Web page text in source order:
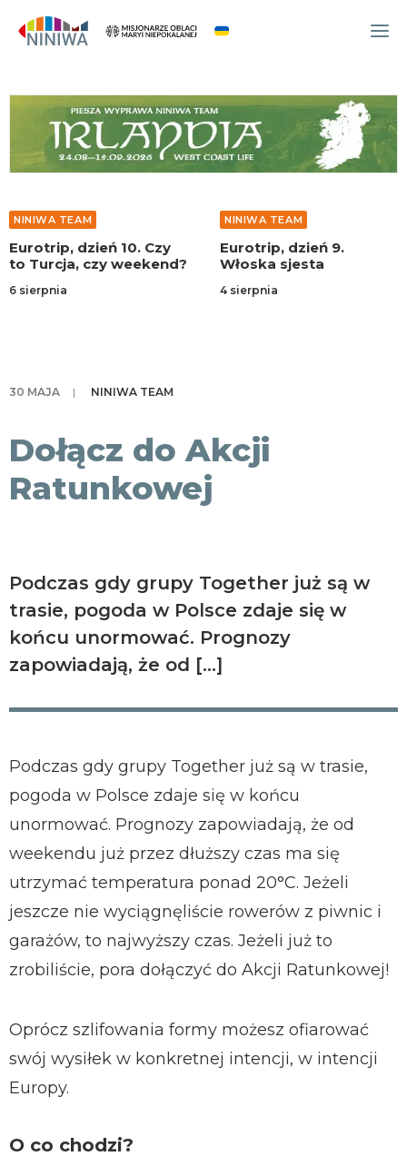
WYDARZENIA
O NAS
WSPÓLNOTA
NINIWA TEAM
FESTIWAL ŻYCIA
TEAM
dzień 10. Czy
Turcja, czy weekend?
sierpnia
NINIWA TEAM
Eurotrip, dzień 9.
Włoska sjesta
4 sierpnia
30 MAJA | NINIWA TEAM
Dołącz do Akcji
Ratunkowej
Podczas gdy grupy Together już są w
trasie, pogoda w Polsce zdaje się w
końcu unormować. Prognozy
zapowiadają, że od […]
Podczas gdy grupy Together już są w trasie,
pogoda w Polsce zdaje się w końcu
unormować. Prognozy zapowiadają, że od
weekendu już przez dłuższy czas ma się
utrzymać temperatura ponad 20°C. Jeżeli
jeszcze nie wyciągnęliście rowerów z piwnic i
garażów, to najwyższy czas. Jeżeli już to
zrobiliście, pora dołączyć do Akcji Ratunkowej!
Oprócz szlifowania formy możesz ofiarować
swój wysiłek w konkretnej intencji, w intencji
Europy.
O co chodzi?​